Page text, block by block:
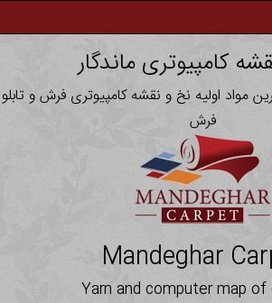
کامپیوتری ماندگار
مواد اولیه نخ و نقشه کامپیوتری فرش و تابلو
فرش
Mandeghar
Yarn and computer map